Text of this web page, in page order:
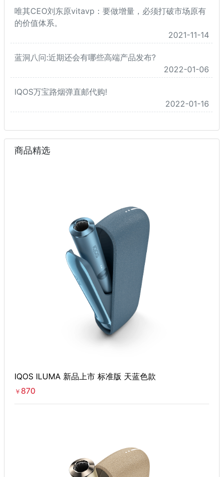
唯其CEO刘东原vitavp：要做增量，必须打破市场原有
的价值体系。
2021-11-14
蓝洞八问:近期还会有哪些高端产品发布?
2022-01-06
IQOS万宝路烟弹直邮代购!
2022-01-16
商品精选
IQOS ILUMA 新品上市 标准版 天蓝色款
￥ 870